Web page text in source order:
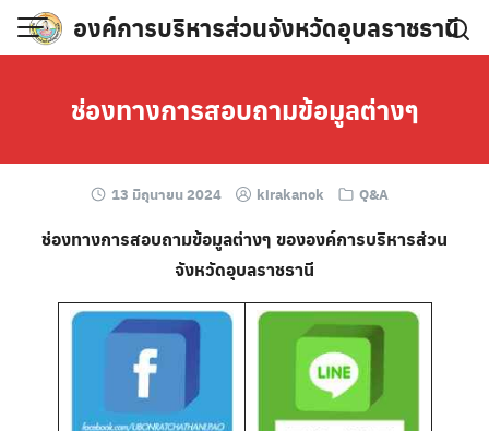
Skip
องค์การบริหารส่วนจังหวัดอุบลราชธานี
ช่องทางการสอบถามข้อมูลต่างๆ
13 มิถุนายน 2024 kirakanok Q&A
ช่องทางการสอบถามข้อมูลต่างๆ ขององค์การบริหารส่วน
จังหวัดอุบลราชธานี